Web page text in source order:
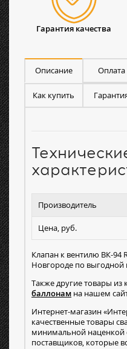
Гарантия качества
Описание Оплата
Как купить
Производитель
Цена, руб.
Клапан к вентилю ВК-94
Новгороде по выгодной
Также другие товары из
баллонам на нашем
Интернет-магазин
качественные товары
минимальной наценкой
поставщиков, которые